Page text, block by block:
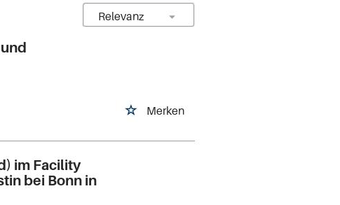
Merken
im Facility
bei Bonn in